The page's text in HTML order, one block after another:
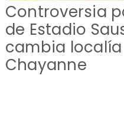
Controversia
de Estadio
cambia
Chayanne